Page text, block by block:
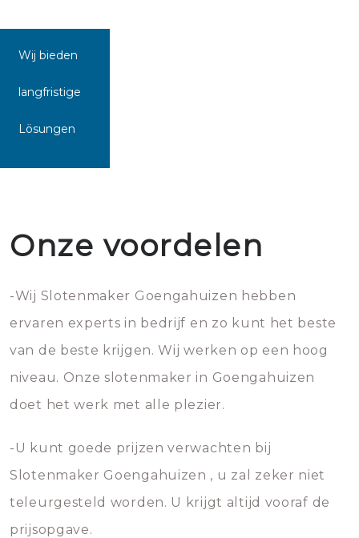
Wij bieden
langfristige
Lösungen
Onze voordelen
-Wij Slotenmaker Goengahuizen hebben
ervaren experts in bedrijf en zo kunt het beste
van de beste krijgen. Wij werken op een hoog
niveau. Onze slotenmaker in Goengahuizen
doet het werk met alle plezier.
-U kunt goede prijzen verwachten bij
Slotenmaker Goengahuizen , u zal zeker niet
teleurgesteld worden. U krijgt altijd vooraf de
prijsopgave.